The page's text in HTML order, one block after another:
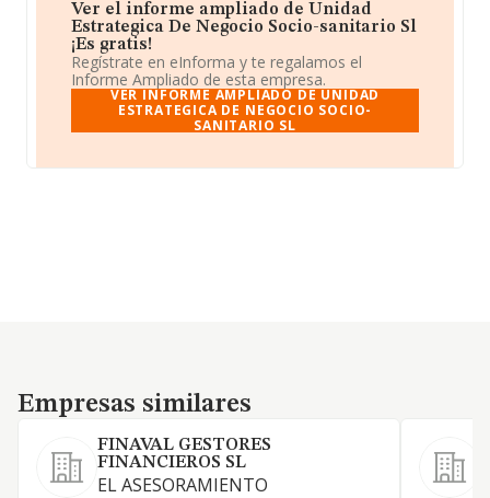
Ver el informe ampliado de Unidad
Estrategica De Negocio Socio-sanitario Sl
¡Es gratis!
Regístrate en eInforma y te regalamos el
Informe Ampliado de esta empresa.
VER INFORME AMPLIADO DE UNIDAD
ESTRATEGICA DE NEGOCIO SOCIO-
SANITARIO SL
Empresas similares
Empresas similares
FINAVAL GESTORES
FINANCIEROS SL
EL ASESORAMIENTO